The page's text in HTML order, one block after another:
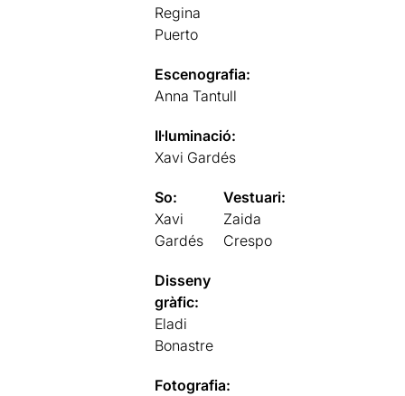
Regina
Puerto
Escenografia:
Anna Tantull
Il·luminació:
Xavi Gardés
So:
Xavi
Gardés
Vestuari:
Zaida
Crespo
Disseny
gràfic:
Eladi
Bonastre
Fotografia: